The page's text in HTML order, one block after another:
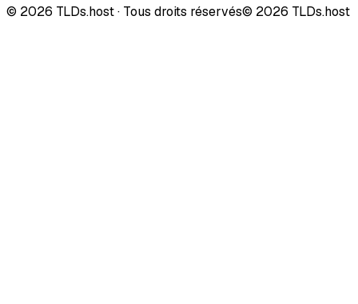
© 2026 TLDs.host · Tous droits réservés© 2026 TLDs.host